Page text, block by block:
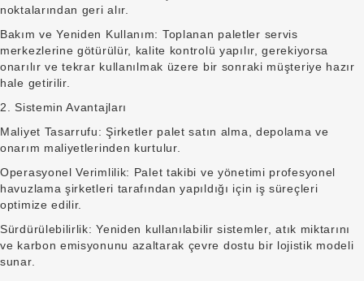
noktalarından geri alır.
Bakım ve Yeniden Kullanım: Toplanan paletler servis
merkezlerine götürülür, kalite kontrolü yapılır, gerekiyorsa
onarılır ve tekrar kullanılmak üzere bir sonraki müşteriye hazır
hale getirilir.
2. Sistemin Avantajları
Maliyet Tasarrufu: Şirketler palet satın alma, depolama ve
onarım maliyetlerinden kurtulur.
Operasyonel Verimlilik: Palet takibi ve yönetimi profesyonel
havuzlama şirketleri tarafından yapıldığı için iş süreçleri
optimize edilir.
Sürdürülebilirlik: Yeniden kullanılabilir sistemler, atık miktarını
ve karbon emisyonunu azaltarak çevre dostu bir lojistik modeli
sunar.